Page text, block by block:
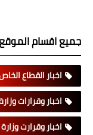
جميع اقسام
اخبار القطاع
اخبار وقرارات
اخبار وقرارت